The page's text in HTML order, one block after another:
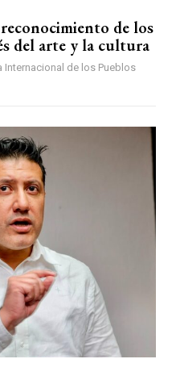
de los
del arte y la cultura
Internacional de los Pueblos